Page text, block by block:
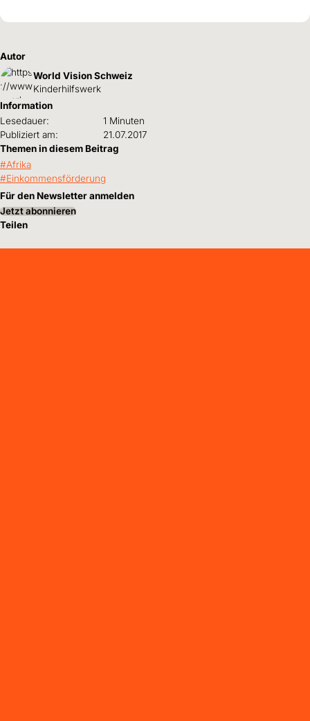
Autor
World Vision Schweiz
Kinderhilfswerk
Information
Lesedauer:
1 Minuten
Publiziert am:
21.07.2017
Themen in diesem Beitrag
Afrika
Einkommensförderung
Für den Newsletter anmelden
Jetzt abonnieren
Teilen